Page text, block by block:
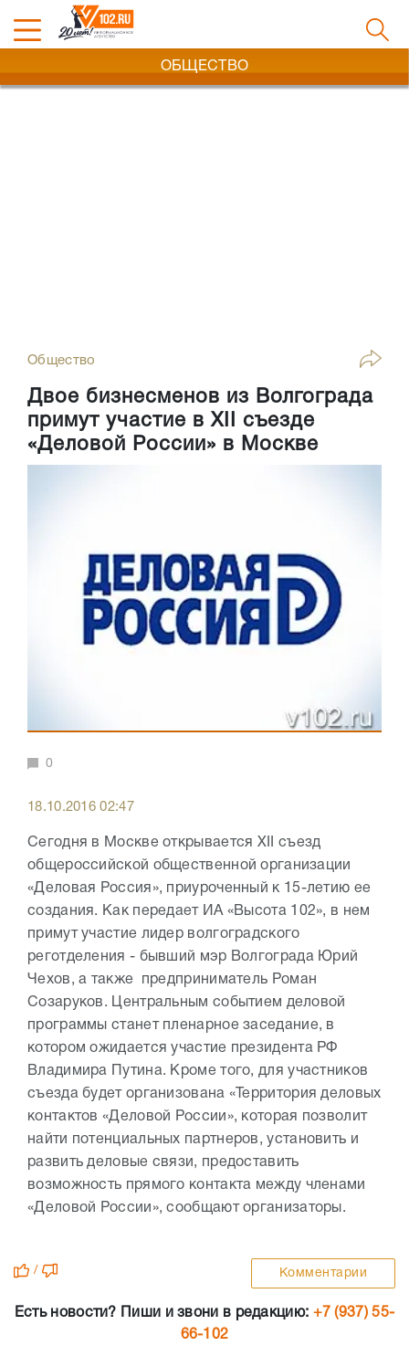
ОБЩЕСТВО
Общество
Двое бизнесменов из Волгограда
примут участие в XII съезде
«Деловой России» в Москве
0
18.10.2016 02:47
Сегодня в Москве открывается XII съезд
общероссийской общественной организации
«Деловая Россия», приуроченный к 15-летию ее
создания. Как передает ИА «Высота 102», в нем
примут участие лидер волгоградского
реготделения - бывший мэр Волгограда Юрий
Чехов, а также предприниматель Роман
Созаруков. Центральным событием деловой
программы станет пленарное заседание, в
котором ожидается участие президента РФ
Владимира Путина. Кроме того, для участников
съезда будет организована «Территория деловых
контактов «Деловой России», которая позволит
найти потенциальных партнеров, установить и
развить деловые связи, предоставить
возможность прямого контакта между членами
«Деловой России», сообщают организаторы.
/ Комментарии
Есть новости? Пиши и звони в редакцию: +7 (937) 55-
66-102